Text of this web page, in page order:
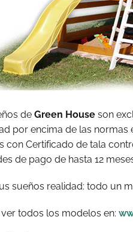
de Green House son
por encima de las normas
con Certificado de tala
de pago de hasta 12
sueños realidad: todo un
todos los modelos en: